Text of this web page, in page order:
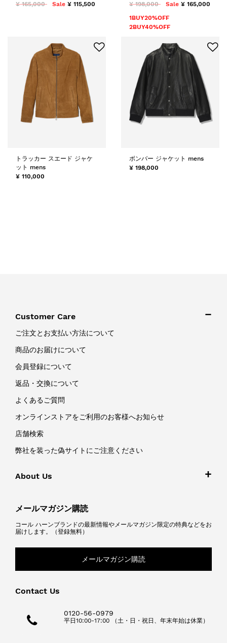
¥ 165,000
Sale ¥ 115,500
¥ 198,000
Sale ¥ 165,000
1BUY20%OFF
2BUY40%OFF
トラッカー スエード ジャケ
ット mens
¥ 110,000
ボンバー ジャケット mens
¥ 198,000
Customer Care
ご注文とお支払い方法について
商品のお届けについて
会員登録について
返品・交換について
よくあるご質問
オンラインストアをご利用のお客様へお知らせ
店舗検索
弊社を装った偽サイトにご注意ください
About Us
メールマガジン購読
コール ハーンブランドの最新情報やメールマガジン限定の特典などをお
届けします。（登録無料）
メールマガジン購読
Contact Us
0120-56-0979
平日10:00-17:00 （土・日・祝日、年末年始は休業）